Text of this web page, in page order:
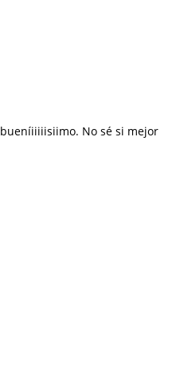
bueníiiiiisiimo. No sé si mejor